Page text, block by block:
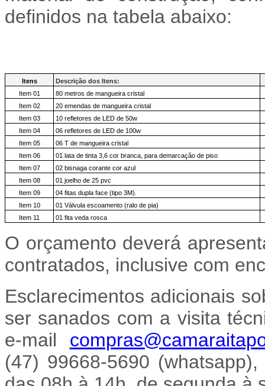
definidos na tabela abaixo:
Itens
Descrição dos Itens:
Item 01
80 metros de mangueira cristal
Item 02
20 emendas de mangueira cristal
Item 03
10 refletores de LED de 50w
Item 04
06 refletores de LED de 100w
Item 05
06 T de mangueira cristal
Item 06
01 lata de tinta 3,6 cor branca, para demarcação de piso
Item 07
02 bisnaga corante cor azul
Item 08
01 joelho de 25 pvc
Item 09
04 fitas dupla face (tipo 3M).
Item 10
01 Válvula escoamento (ralo de pia)
Item 11
01 fita veda rosca
O orçamento deverá
contratados, inclusive com
Esclarecimentos adicionais
ser sanados com a visita
e-mail
(47) 99668-5690